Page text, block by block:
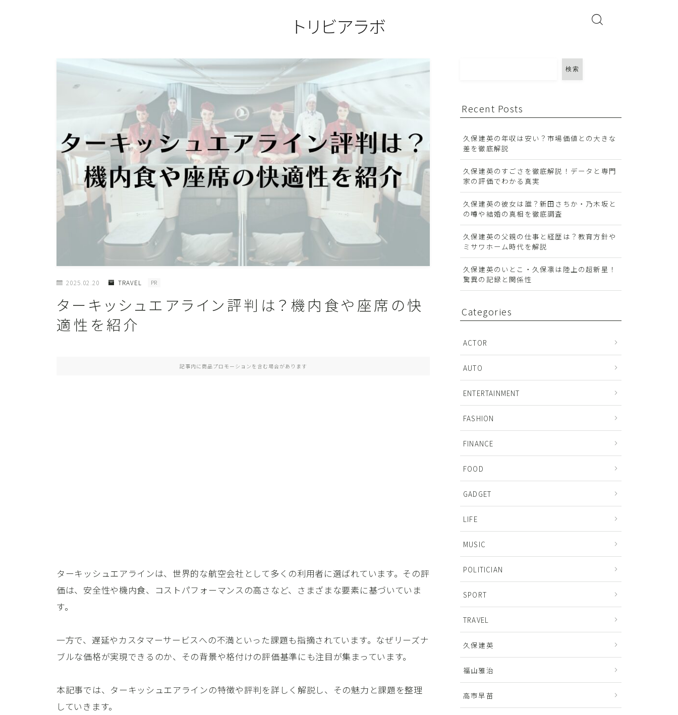
トリビアラボ
2025.02.20 TRAVEL PR
ターキッシュエアライン評判は？機内食や座席の快
適性を紹介
記事内に商品プロモーションを含む場合があります
ターキッシュエアラインは、世界的な航空会社として多くの利用者に選ばれています。その評
価は、安全性や機内食、コストパフォーマンスの高さなど、さまざまな要素に基づいていま
す。
一方で、遅延やカスタマーサービスへの不満といった課題も指摘されています。なぜリーズナ
ブルな価格が実現できるのか、その背景や格付けの評価基準にも注目が集まっています。
本記事では、ターキッシュエアラインの特徴や評判を詳しく解説し、その魅力と課題を整理
していきます。
検索
Recent Posts
久保建英の年収は安い？市場価値との大きな
差を徹底解説
久保建英のすごさを徹底解説！データと専門
家の評価でわかる真実
久保建英の彼女は誰？新田さちか・乃木坂と
の噂や結婚の真相を徹底調査
久保建英の父親の仕事と経歴は？教育方針や
ミサワホーム時代を解説
久保建英のいとこ・久保凛は陸上の超新星！
驚異の記録と関係性
Categories
ACTOR
AUTO
ENTERTAINMENT
FASHION
FINANCE
FOOD
GADGET
LIFE
MUSIC
POLITICIAN
SPORT
TRAVEL
久保建英
福山雅治
高市早苗